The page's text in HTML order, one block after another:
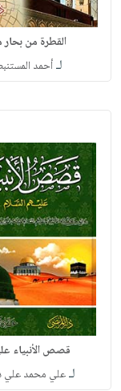
القطرة من بحار
لـأحمد
قصص الأنبياء
لـعلي محمد